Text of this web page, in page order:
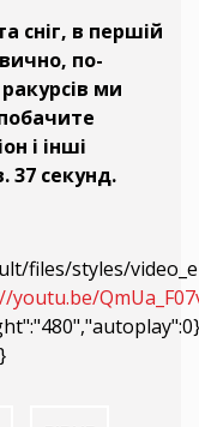
сніг, в першій
по-
ми
і інші
37 секунд.
files/styles/
youtu.be/